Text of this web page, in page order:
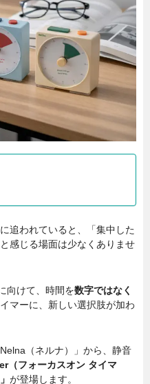
追われていると、「集中した
感じる場面は少なくありませ
向けて、時間を数字ではなく
マーに、新しい選択肢が加わ
（ネルナ）」から、静音
（フォーカスオン タイマ
が登場します。